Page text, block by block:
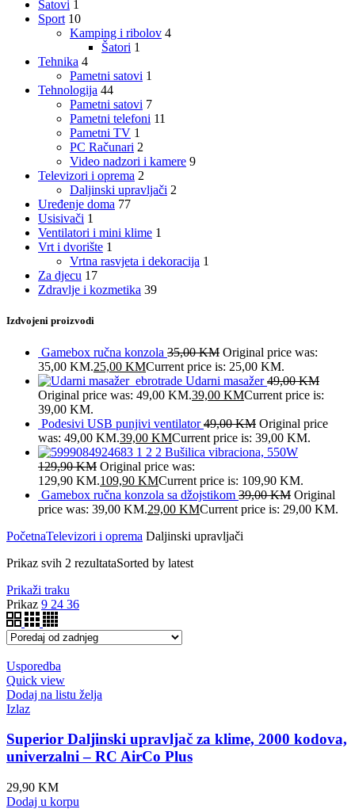
Satovi 1
Sport 10
Kamping i ribolov 4
Šatori 1
Tehnika 4
Pametni satovi 1
Tehnologija 44
Pametni satovi 7
Pametni telefoni 11
Pametni TV 1
PC Računari 2
Video nadzori i kamere 9
Televizori i oprema 2
Daljinski upravljači 2
Uređenje doma 77
Usisivači 1
Ventilatori i mini klime 1
Vrt i dvorište 1
Vrtna rasvjeta i dekoracija 1
Za djecu 17
Zdravlje i kozmetika 39
Izdvojeni proizvodi
Gamebox ručna konzola 35,00KM Original price was:
35,00 KM.25,00 KMCurrent price is: 25,00 KM.
Udarni masažer49,00KM
Original price was: 49,00 KM.39,00 KMCurrent price is:
39,00 KM.
Podesivi USB punjivi ventilator49,00KM Original price
was: 49,00 KM.39,00 KMCurrent price is: 39,00 KM.
Bušilica vibraciona, 550W
129,90KM Original price was:
129,90 KM.109,90 KMCurrent price is: 109,90 KM.
Gamebox ručna konzola sa džojstikom 39,00KM Original
price was: 39,00 KM.29,00 KMCurrent price is: 29,00 KM.
PočetnaTelevizori i oprema Daljinski upravljači
Prikaz svih 2 rezultataSorted by latest
Prikaži traku
Prikaz 9 24 36
Usporedba
Quick view
Dodaj na listu želja
Izlaz
Superior Daljinski upravljač za klime, 2000 kodova,
univerzalni – RC AirCo Plus
29,90 KM
Dodaj u korpu